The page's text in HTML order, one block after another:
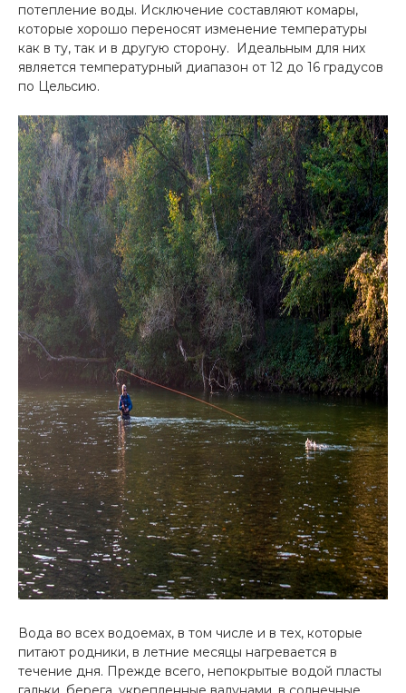
потепление воды. Исключение составляют комары,
которые хорошо переносят изменение температуры
как в ту, так и в другую сторону. Идеальным для них
является температурный диапазон от 12 до 16 градусов
по Цельсию.
Вода во всех водоемах, в том числе и в тех, которые
питают родники, в летние месяцы нагревается в
течение дня. Прежде всего, непокрытые водой пласты